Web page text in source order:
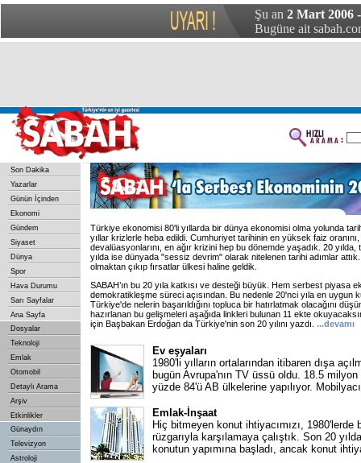
Şu an 2 Mart 2006
Bugüne ait
Son Dakika
Yazarlar
Günün İçinden
Ekonomi
Gündem
Siyaset
Dünya
Spor
Hava Durumu
Sarı Sayfalar
Ana Sayfa
Dosyalar
Teknoloji
Emlak
Otomobil
Detaylı Arama
Arşiv
Etkinlikler
Günaydın
Televizyon
Astroloji
Türkiye ekonomisi 80'li yıllarda bir dünya ekonomisi olma yolunda
yıllar krizlerle heba edildi. Cumhuriyet tarihinin en yüksek faiz
devalüasyonlarını, en ağır krizini hep bu dönemde yaşadık. 20
yılda ise dünyada "sessiz devrim" olarak nitelenen tarihi adımlar
olmaktan çıkıp fırsatlar ülkesi haline geldik.
SABAH’ın bu 20 yıla katkısı ve desteği büyük. Hem serbest piyasa
demokratikleşme süreci açısından. Bu nedenle 20'nci yıla en uygun
Türkiye'de nelerin başarıldığını topluca bir hatırlatmak olacağını
hazırlanan bu gelişmeleri aşağıda linkleri bulunan 11 ekte
için Başbakan Erdoğan da Türkiye'nin son 20 yılını yazdı. ...devamı
Ev eşyaları
1980'li yılların ortalarından itibaren dışa
bugün Avrupa'nın TV üssü oldu. 18.5 milyon
yüzde 84'ü AB ülkelerine yapılıyor.
Emlak-İnşaat
Hiç bitmeyen konut ihtiyacımızı, 1980'lerde
rüzgarıyla karşılamaya çalıştık. Son 20
konutun yapımına başladı, ancak konut